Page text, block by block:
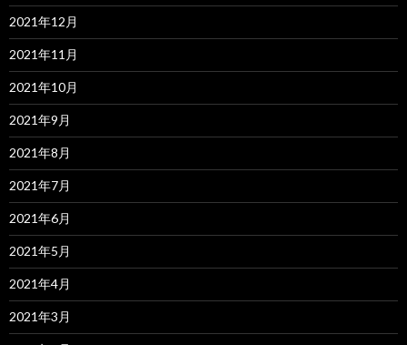
2021年12月
2021年11月
2021年10月
2021年9月
2021年8月
2021年7月
2021年6月
2021年5月
2021年4月
2021年3月